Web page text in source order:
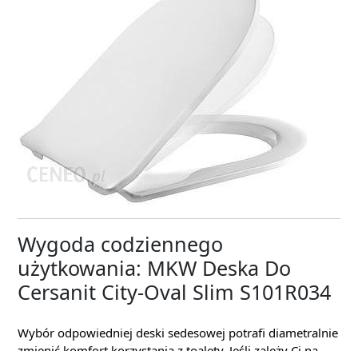
Wygoda codziennego
użytkowania: MKW Deska Do
Cersanit City-Oval Slim S101R034
Wybór odpowiedniej deski sedesowej potrafi diametralnie